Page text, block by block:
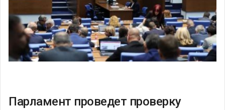
Парламент проведет проверку